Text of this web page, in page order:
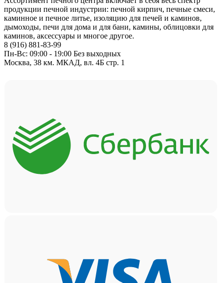
продукции печной индустрии: печной кирпич, печные смеси,
каминное и печное литье, изоляцию для печей и каминов,
дымоходы, печи для дома и для бани, камины, облицовки для
каминов, аксессуары и многое другое.
8 (916) 881-83-99
Пн-Вс: 09:00 - 19:00 Без выходных
Москва, 38 км. МКАД, вл. 4Б стр. 1